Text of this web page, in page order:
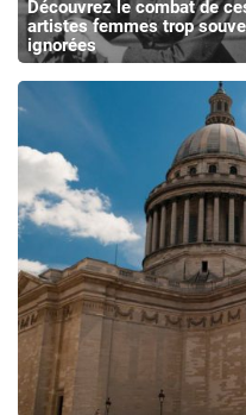
Découvrez le combat de
artistes femmes trop
ignorées